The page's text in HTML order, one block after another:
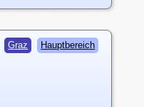
Graz Hauptbereich